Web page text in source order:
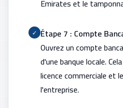
Emirates et le
✓ Étape 7 : Compte
Ouvrez un compte
d'une banque locale.
licence commerciale et
l'entreprise.